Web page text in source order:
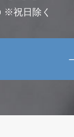
※祝日除く